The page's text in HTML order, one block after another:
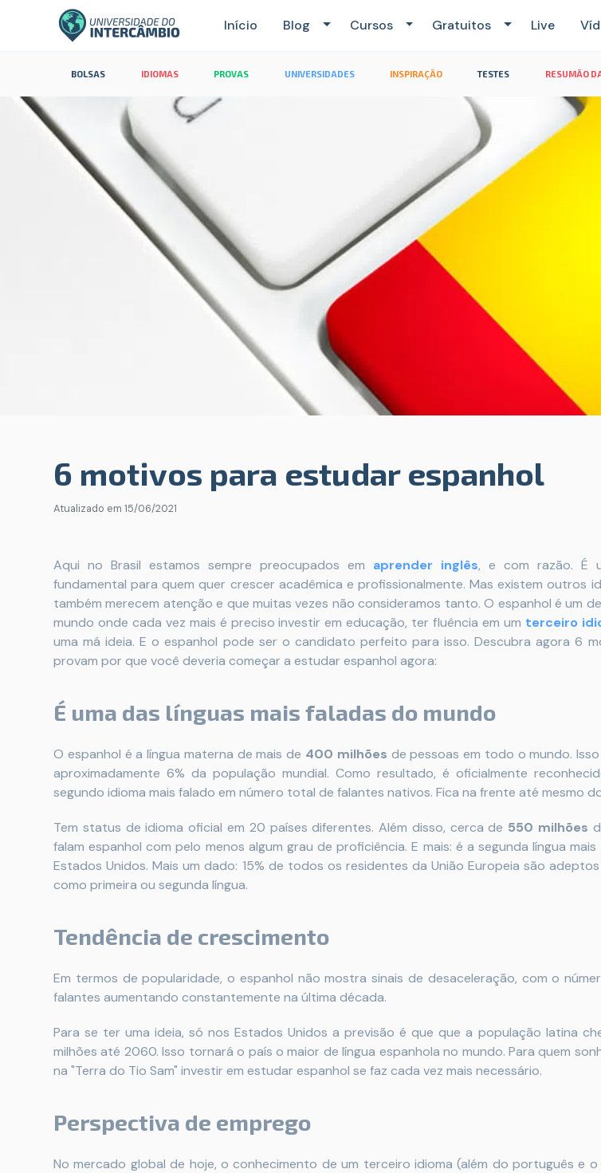
Início Blog Cursos Gratuitos Live
BOLSAS IDIOMAS PROVAS UNIVERSIDADES INSPIRAÇÃO TESTES RESUMÃO
6 motivos para estudar espanhol
Atualizado em 15/06/2021
Aqui no Brasil estamos sempre preocupados em aprender inglês, e com razão. É
fundamental para quem quer crescer acadêmica e profissionalmente. Mas existem outros
também merecem atenção e que muitas vezes não consideramos tanto. O espanhol é um
mundo onde cada vez mais é preciso investir em educação, ter fluência em um terceiro
uma má ideia. E o espanhol pode ser o candidato perfeito para isso. Descubra agora 6
provam por que você deveria começar a estudar espanhol agora:
É uma das línguas mais faladas do mundo
O espanhol é a língua materna de mais de 400 milhões de pessoas em todo o mundo.
aproximadamente 6% da população mundial. Como resultado, é oficialmente
segundo idioma mais falado em número total de falantes nativos. Fica na frente até mesmo
Tem status de idioma oficial em 20 países diferentes. Além disso, cerca de 550 milhões
falam espanhol com pelo menos algum grau de proficiência. E mais: é a segunda língua
Estados Unidos. Mais um dado: 15% de todos os residentes da União Europeia são
como primeira ou segunda língua.
Tendência de crescimento
Em termos de popularidade, o espanhol não mostra sinais de desaceleração, com o
falantes aumentando constantemente na última década.
Para se ter uma ideia, só nos Estados Unidos a previsão é que que a população latina
milhões até 2060. Isso tornará o país o maior de língua espanhola no mundo. Para quem
na "Terra do Tio Sam" investir em estudar espanhol se faz cada vez mais necessário.
Perspectiva de emprego
No mercado global de hoje, o conhecimento de um terceiro idioma (além do português e o